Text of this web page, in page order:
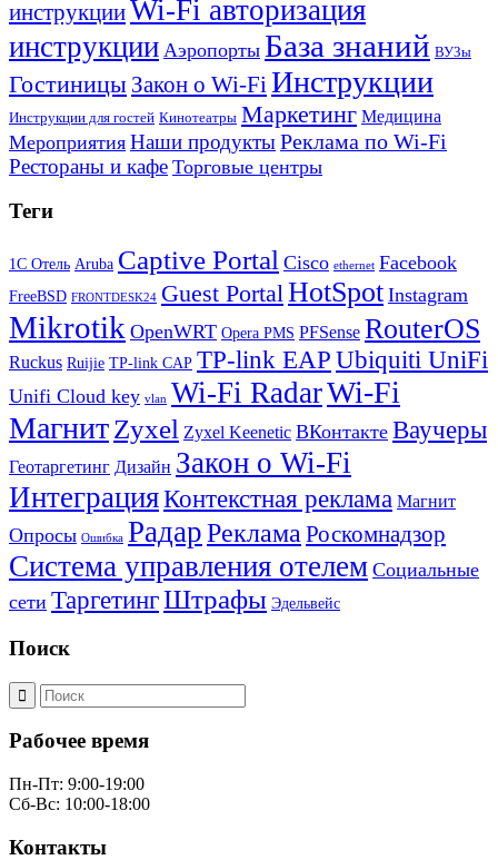
инструкцииWi-Fi авторизация
инструкции Аэропорты База знаний ВУЗы
Гостиницы Закон о Wi-Fi Инструкции
Инструкции для гостей Кинотеатры Маркетинг Медицина
Мероприятия Наши продуктыРеклама по Wi-Fi
Рестораны и кафе Торговые центры
Теги
1С Отель Aruba Captive Portal Cisco ethernet Facebook
FreeBSD FRONTDESK24 Guest PortalHotSpot Instagram
Mikrotik OpenWRT Opera PMS PFSense RouterOS
Ruckus Ruijie TP-link CAP TP-link EAP Ubiquiti UniFi
Unifi Cloud key vlan Wi-Fi RadarWi-Fi
МагнитZyxel Zyxel Keenetic ВКонтакте Ваучеры
Геотаргетинг Дизайн Закон о Wi-Fi
ИнтеграцияКонтекстная реклама Магнит
Опросы Ошибка РадарРеклама Роскомнадзор
Система управления отелем Социальные
сети ТаргетингШтрафы Эдельвейс
Поиск
Рабочее время
Пн-Пт: 9:00-19:00
Сб-Вс: 10:00-18:00
Контакты